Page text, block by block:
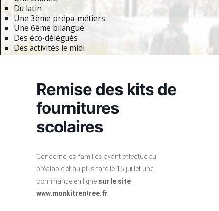
Du latin
Une 3ème prépa-métiers
Une 6ème bilangue
Des éco-délégués
Des activités le midi
Remise des kits de
fournitures
scolaires
Concerne les familles ayant effectué au
préalable et au plus tard le 15 juillet une
commande en ligne sur le site
www.monkitrentree.fr